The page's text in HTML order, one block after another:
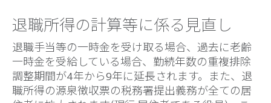
退職所得の計算等に係る見直し
退職手当等の一時金を受け取る場合、過去に老齢
一時金を受給している場合、勤続年数の重複排除
調整期間が4年から9年に延長されます。また、退
職所得の源泉徴収票の税務署提出義務が全ての居